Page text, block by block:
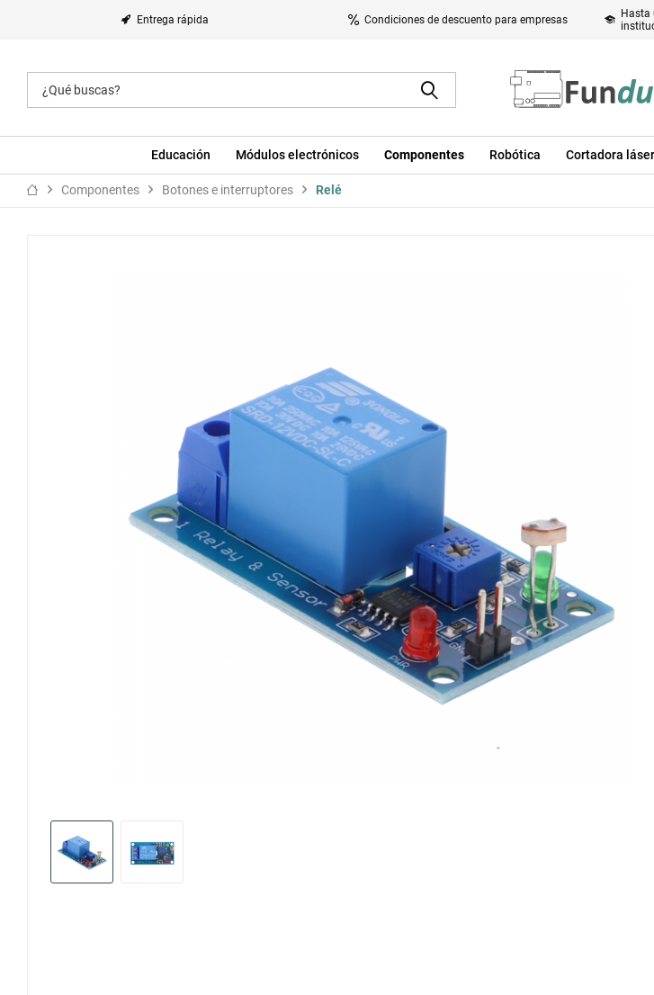
Entrega rápida Condiciones de descuento para empresas
Hasta
Educación Módulos electrónicos Componentes Robótica Cortadora láser
Componentes Botones e interruptores Relé